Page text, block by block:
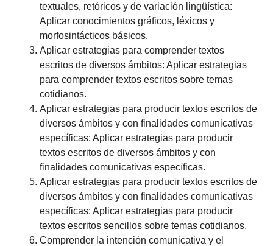
textuales, retóricos y de variación lingüística:
Aplicar conocimientos gráficos, léxicos y
morfosintácticos básicos.
Aplicar estrategias para comprender textos
escritos de diversos ámbitos: Aplicar estrategias
para comprender textos escritos sobre temas
cotidianos.
Aplicar estrategias para producir textos escritos de
diversos ámbitos y con finalidades comunicativas
específicas: Aplicar estrategias para producir
textos escritos de diversos ámbitos y con
finalidades comunicativas específicas.
Aplicar estrategias para producir textos escritos de
diversos ámbitos y con finalidades comunicativas
específicas: Aplicar estrategias para producir
textos escritos sencillos sobre temas cotidianos.
Comprender la intención comunicativa y el